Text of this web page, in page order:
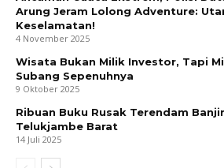
Arung Jeram Lolong Adventure:
Keselamatan!
4 November 2025
Wisata Bukan Milik Investor, Tapi
Subang Sepenuhnya
9 Oktober 2025
Ribuan Buku Rusak Terendam Banjir
Telukjambe Barat
14 Juli 2025